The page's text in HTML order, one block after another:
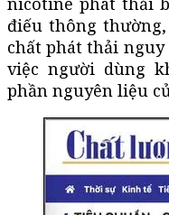
điếu thông
chất phát thải
việc người dùng
phần nguyên liệu